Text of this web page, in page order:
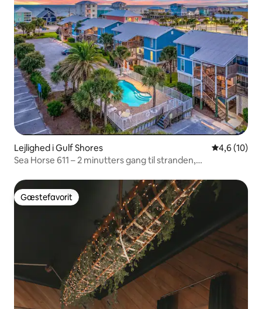
Lejlighed i Gulf Shores 4,6 ud af 5 i
4,6 (10)
Sea Horse 611 – 2 minutters gang til stranden,
Gæstefavorit
Gæstefavorit